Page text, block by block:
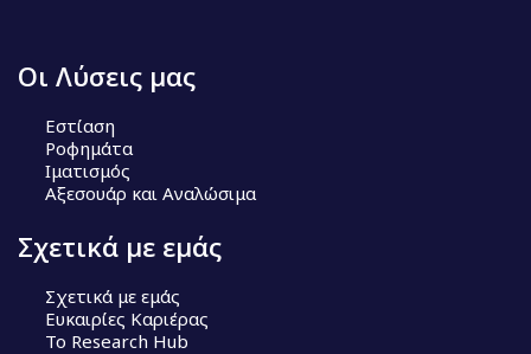
Οι Λύσεις μας
Εστίαση
Ροφημάτα
Ιματισμός
Αξεσουάρ και Αναλώσιμα
Σχετικά με εμάς
Σχετικά με εμάς
Ευκαιρίες Καριέρας
Το Research Hub